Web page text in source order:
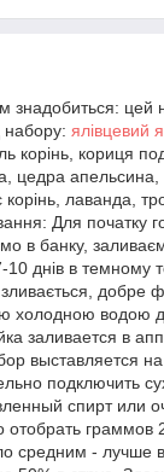
знадобиться: цей
ялівцевий
корінь, кориця
цедра
корінь, лаванда,
Для початку
в банку,
днів в темному
добре
холодною водою
заливается в
выставляется
подключить
спирт или
граммов
средним - лучше